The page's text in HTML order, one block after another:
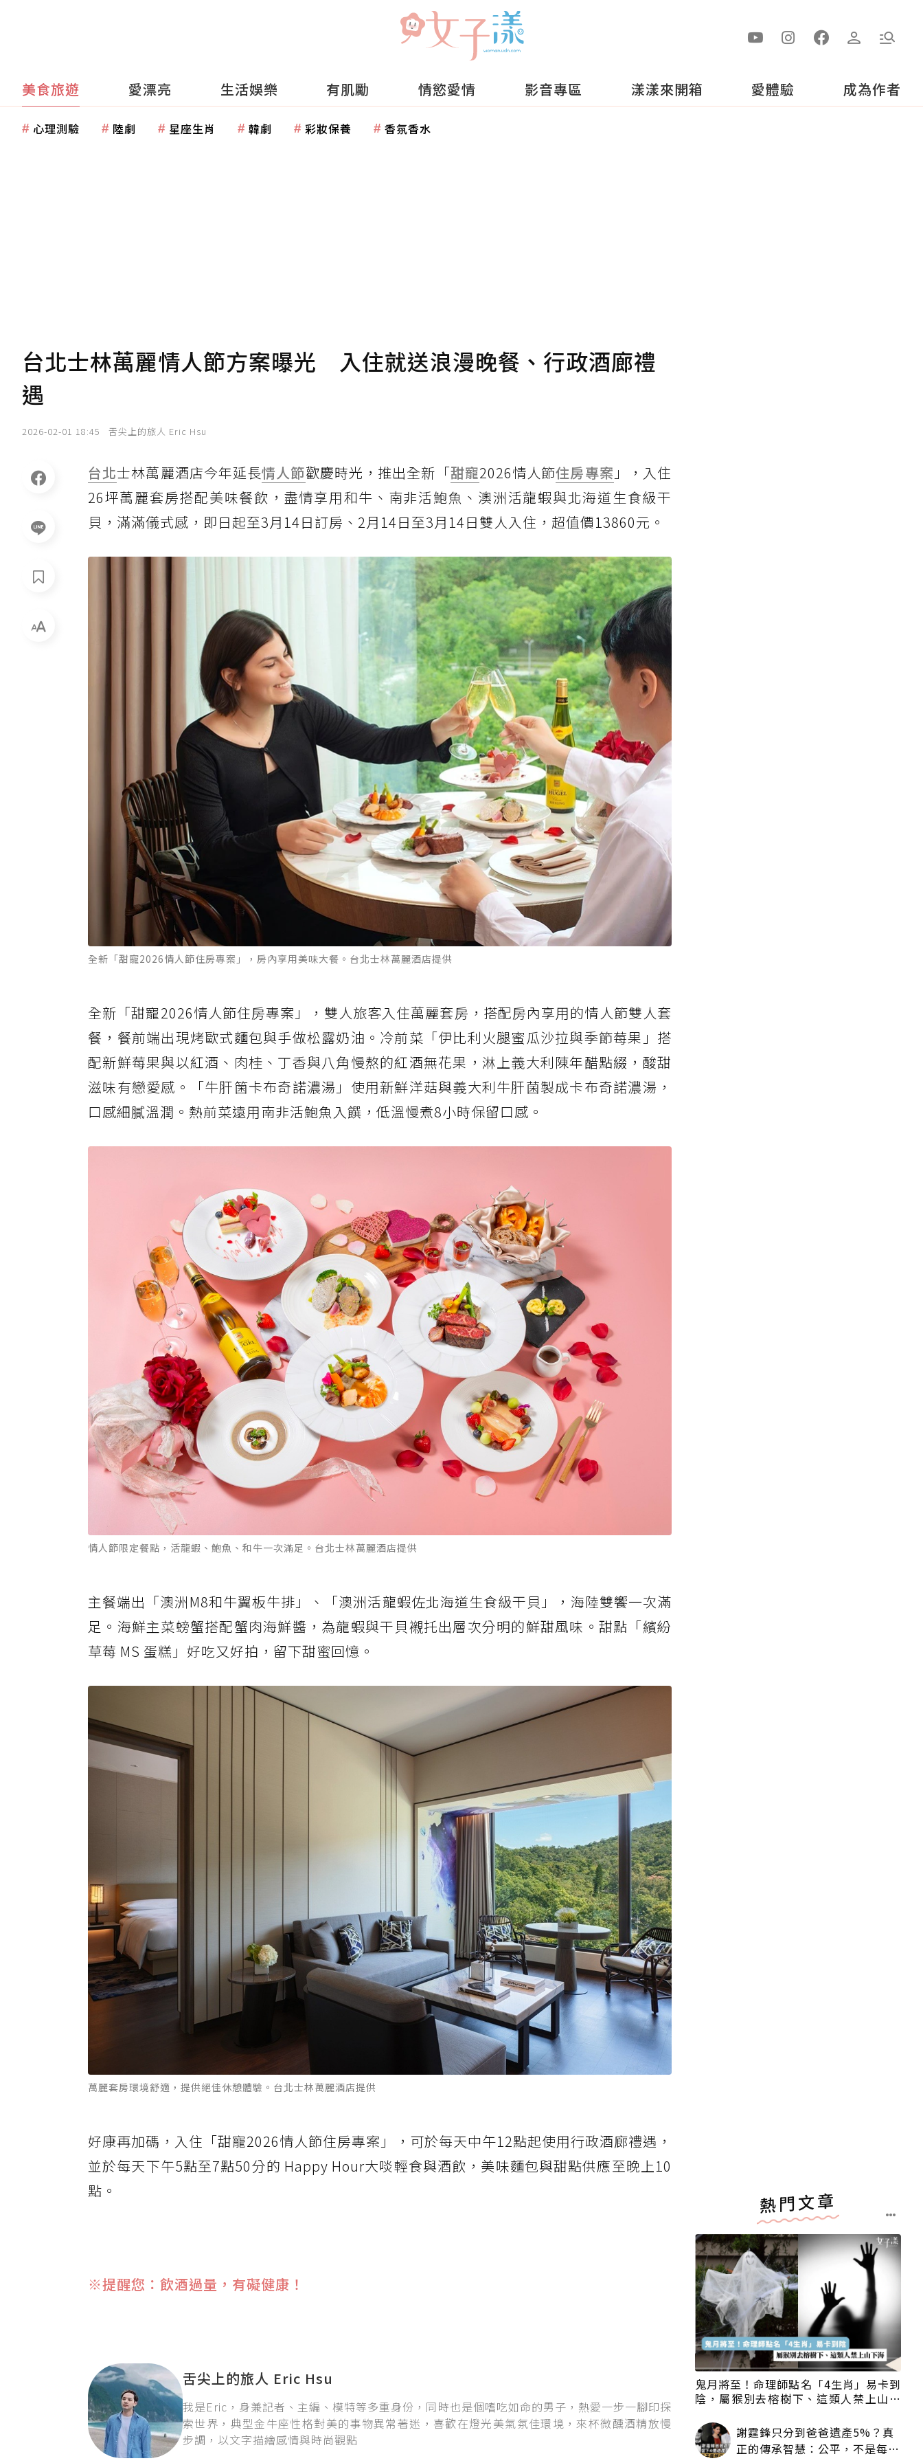
美食旅遊 愛漂亮 生活娛樂 有肌勵 情慾愛情 影音專區 漾漾來開箱 愛體驗 成為作者
心理測驗 陸劇 星座生肖 韓劇 彩妝保養 香氛香水
台北士林萬麗情人節方案曝光 入住就送浪漫晚餐、行政酒廊禮
遇
2026-02-01 18:45 舌尖上的旅人 Eric Hsu
台北士林萬麗酒店今年延長情人節歡慶時光，推出全新「甜寵2026情人節住房專案 」，入住
26坪萬麗套房搭配美味餐飲，盡情享用和牛、南非活鮑魚、澳洲活龍蝦與北海道生食級干
貝，滿滿儀式感，即日起至3月14日訂房、2月14日至3月14日雙人入住，超值價13860元。
全新「甜寵2026情人節住房專案」，房內享用美味大餐。台北士林萬麗酒店提供
全新「甜寵2026情人節住房專案」，雙人旅客入住萬麗套房，搭配房內享用的情人節雙人套
餐，餐前端出現烤歐式麵包與手做松露奶油。冷前菜「伊比利火腿蜜瓜沙拉與季節莓果」搭
配新鮮莓果與以紅酒、肉桂、丁香與八角慢熬的紅酒無花果，淋上義大利陳年醋點綴，酸甜
滋味有戀愛感。「牛肝箘卡布奇諾濃湯」使用新鮮洋菇與義大利牛肝菌製成卡布奇諾濃湯，
口感細膩溫潤。熱前菜遠用南非活鮑魚入饌，低溫慢煮8小時保留口感。
情人節限定餐點，活龍蝦、鮑魚、和牛一次滿足。台北士林萬麗酒店提供
主餐端出「澳洲M8和牛翼板牛排」、「澳洲活龍蝦佐北海道生食級干貝」，海陸雙饗一次滿
足。海鮮主菜螃蟹搭配蟹肉海鮮醬，為龍蝦與干貝襯托出層次分明的鮮甜風味。甜點「繽紛
草莓 MS 蛋糕」好吃又好拍，留下甜蜜回憶。
萬麗套房環境舒適，提供絕佳休憩體驗。台北士林萬麗酒店提供
好康再加碼，入住「甜寵2026情人節住房專案」，可於每天中午12點起使用行政酒廊禮遇，
並於每天下午5點至7點50分的 Happy Hour大啖輕食與酒飲，美味麵包與甜點供應至晚上10
點。
※提醒您：飲酒過量，有礙健康！
舌尖上的旅人 Eric Hsu
我是Eric，身兼記者、主編、模特等多重身份，同時也是個嗜吃如命的男子，熱愛一步一腳印探
索世界，典型金牛座性格對美的事物異常著迷，喜歡在燈光美氣氛佳環境，來杯微醺酒精放慢
步調，以文字描繪感情與時尚觀點
熱門文章
鬼月將至！命理師點名「4生肖」易卡到
陰，屬猴別去榕樹下、這類人禁上山下
謝霆鋒只分到爸爸遺產5%？真
正的傳承智慧：公平，不是每個